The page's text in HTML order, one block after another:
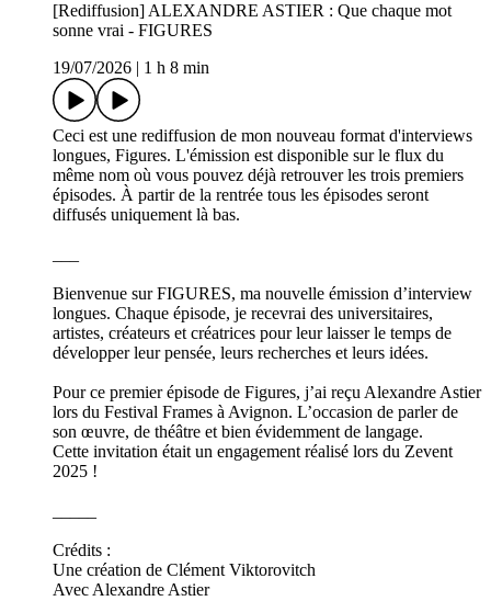
[Rediffusion] ALEXANDRE ASTIER : Que chaque mot
sonne vrai - FIGURES
19/07/2026
1 h 8 min
Ceci est une rediffusion de mon nouveau format d'interviews
longues, Figures. L'émission est disponible sur le flux du
même nom où vous pouvez déjà retrouver les trois premiers
épisodes. À partir de la rentrée tous les épisodes seront
diffusés uniquement là bas.
Bienvenue sur FIGURES, ma nouvelle émission d’interview
longues. Chaque épisode, je recevrai des universitaires,
artistes, créateurs et créatrices pour leur laisser le temps de
développer leur pensée, leurs recherches et leurs idées.
Pour ce premier épisode de Figures, j’ai reçu Alexandre Astier
lors du Festival Frames à Avignon. L’occasion de parler de
son œuvre, de théâtre et bien évidemment de langage.
Cette invitation était un engagement réalisé lors du Zevent
2025 !
Crédits :
Une création de Clément Viktorovitch
Avec Alexandre Astier